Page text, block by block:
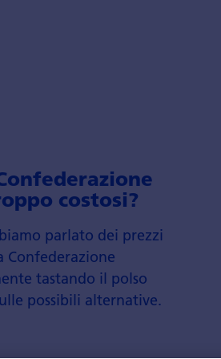
costosi?
parlato dei prezzi
Confederazione
tastando il polso
possibili alternative.